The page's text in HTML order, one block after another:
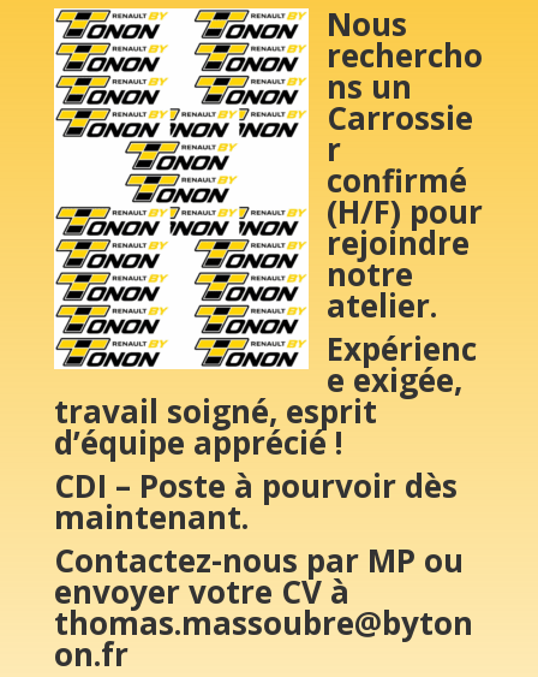
Nous
rechercho
ns un
Carrossie
r
confirmé
(H/F) pour
rejoindre
notre
atelier.
Expérienc
e exigée,
travail soigné, esprit
d’équipe apprécié !
CDI – Poste à pourvoir dès
maintenant.
Contactez-nous par MP ou
envoyer votre CV à
thomas.massoubre@byton
on.fr